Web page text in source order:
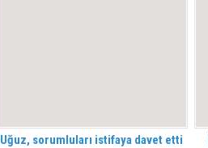
Uğuz, sorumluları istifaya davet etti